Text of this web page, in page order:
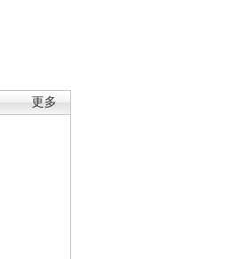
更多